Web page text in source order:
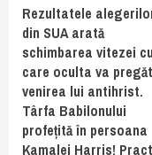
Rezultatele
din SUA arată
schimbarea vitezei cu
care oculta va
venirea lui antihrist.
Târfa Babilonului
profețită în persoana
Kamalei Harris!